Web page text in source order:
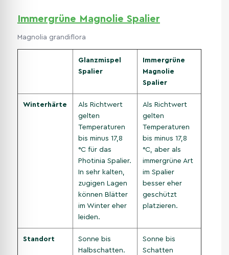
Immergrüne Magnolie Spalier
Magnolia grandiflora
Glanzmispel
Spalier
Immergrüne
Magnolie
Spalier
Winterhärte
Als Richtwert
gelten
Temperaturen
bis minus 17,8
°C für das
Photinia Spalier.
In sehr kalten,
zugigen Lagen
können Blätter
im Winter eher
leiden.
Als Richtwert
gelten
Temperaturen
bis minus 17,8
°C, aber als
immergrüne Art
im Spalier
besser eher
geschützt
platzieren.
Standort
Sonne bis
Halbschatten.
Sonne bis
Schatten